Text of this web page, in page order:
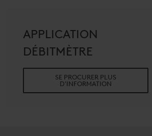
APPLICATION
DÉBITMÈTRE
SE PROCURER PLUS
D'INFORMATION